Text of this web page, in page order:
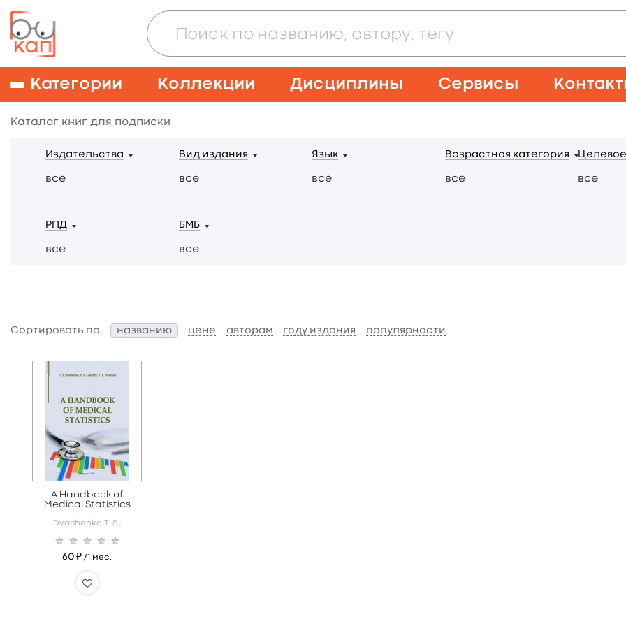
Категории Коллекции Дисциплины Сервисы
Каталог книг для подписки
Издательства
все
Вид издания
все
Язык
все
Возрастная категория
все все
РПД
все
БМБ
все
Сортировать по названию цене авторам году издания популярности
A Handbook of
Medical Statistics
Dyachenko T. S.,
60 ₽ /1 мес.